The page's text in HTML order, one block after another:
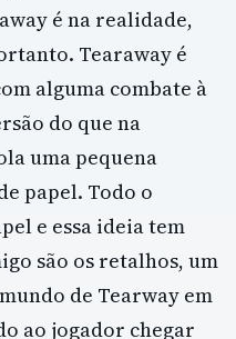
é na realidade,
Tearaway é
alguma combate à
do que na
uma pequena
papel. Todo o
e essa ideia tem
são os retalhos, um
de Tearway em
ao jogador chegar